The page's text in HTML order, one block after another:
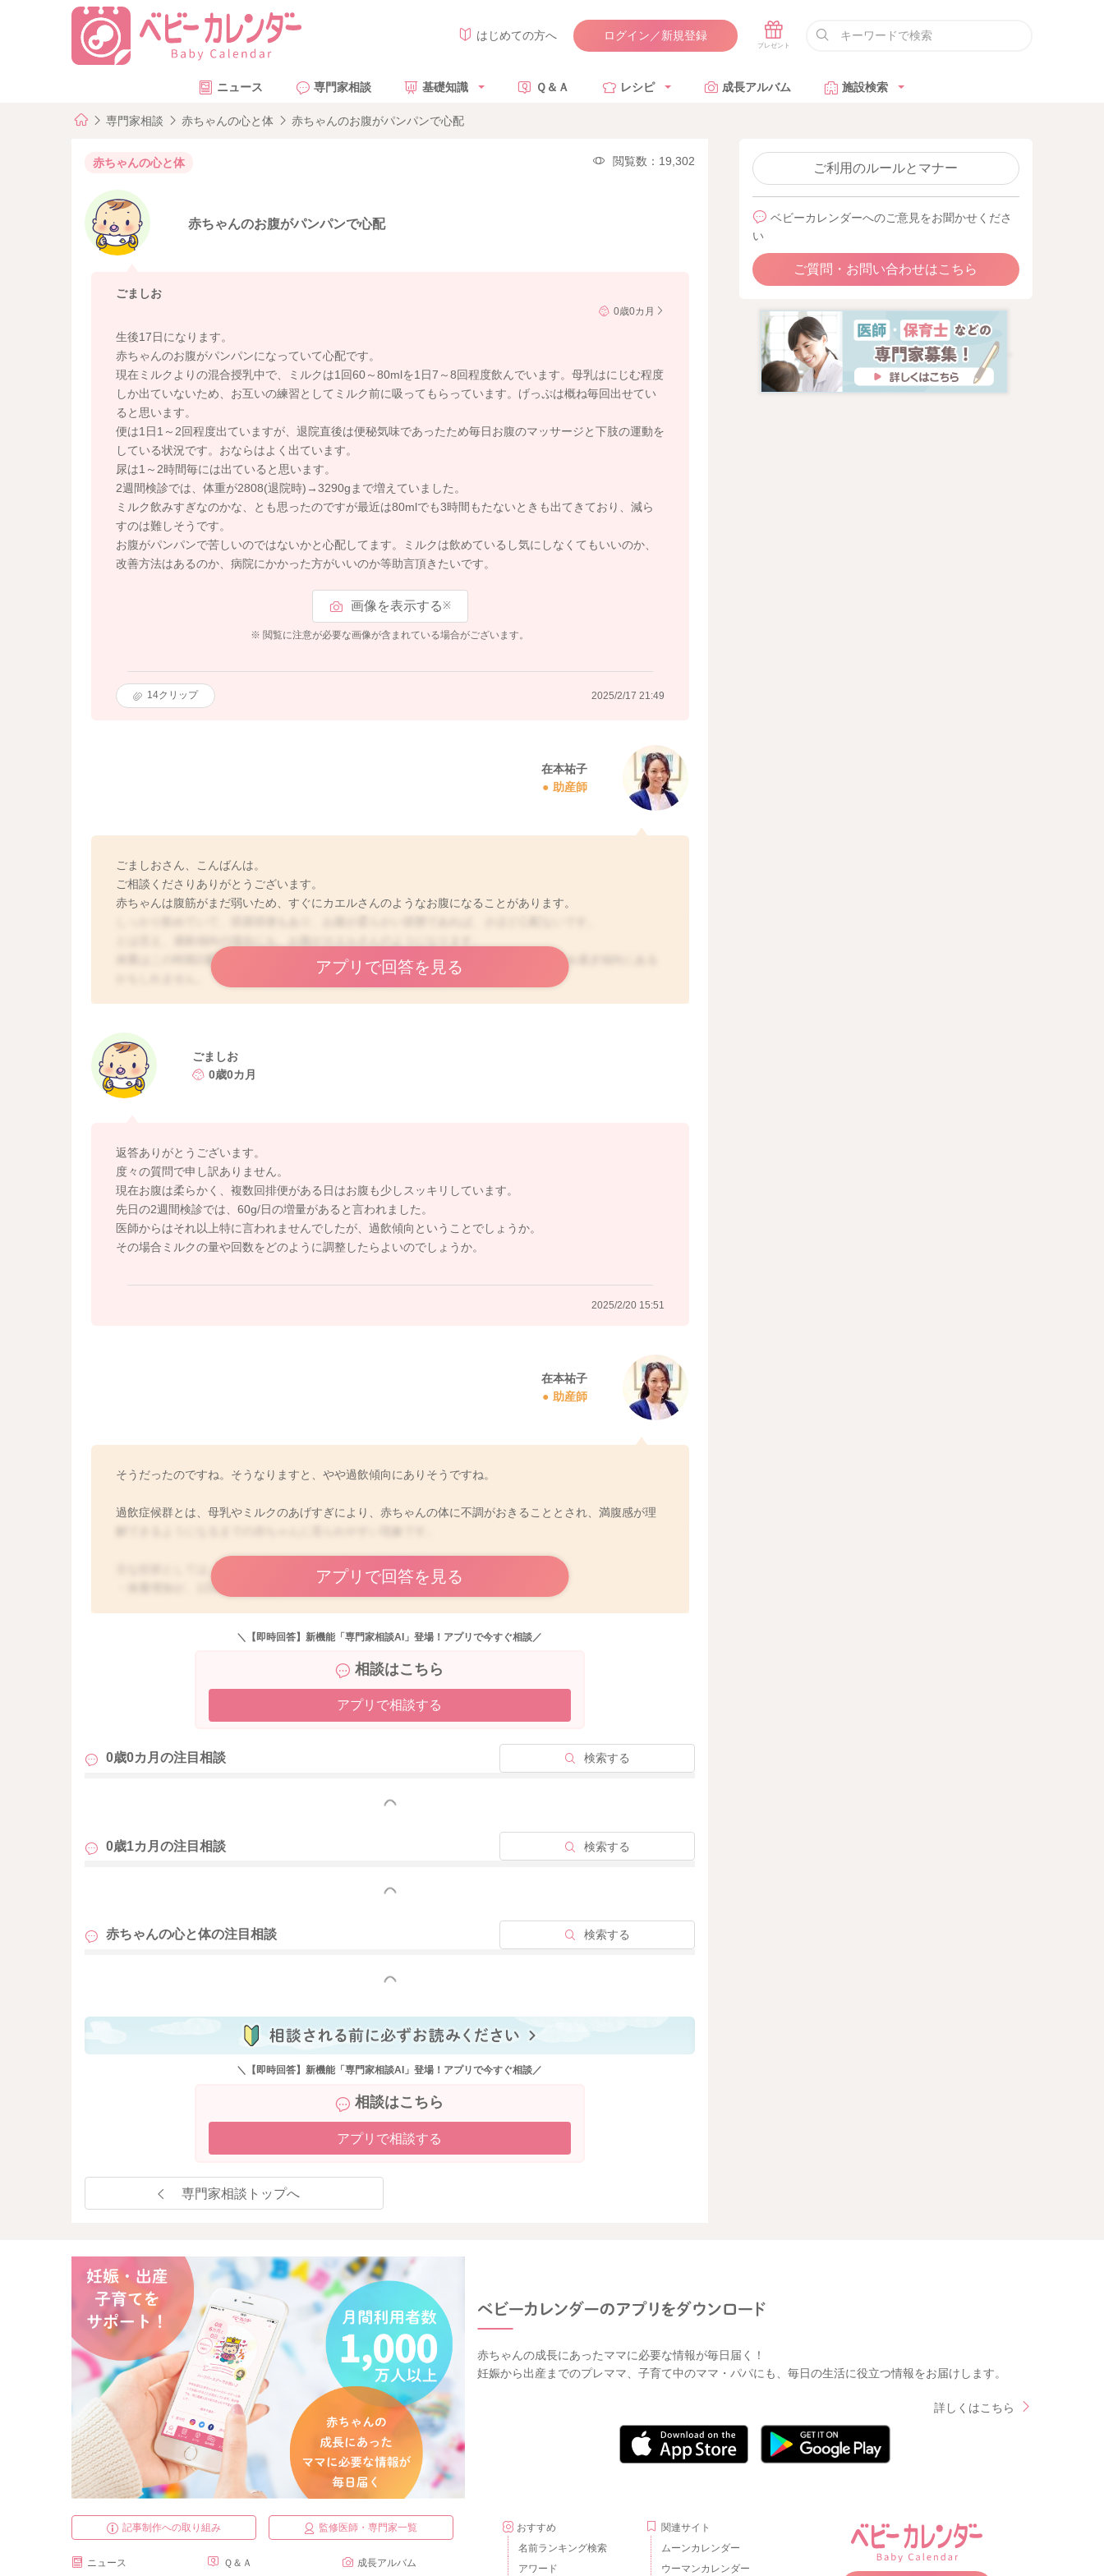
はじめての方へ ログイン／新規登録
ニュース 専門家相談 基礎知識 Ｑ＆Ａ レシピ 成長アルバム 施設検索
専門家相談 赤ちゃんの心と体 赤ちゃんのお腹がパンパンで心配
赤ちゃんの心と体 閲覧数：19,302
赤ちゃんのお腹がパンパンで心配
ごましお
0歳0カ月
生後17日になります。
赤ちゃんのお腹がパンパンになっていて心配です。
現在ミルクよりの混合授乳中で、ミルクは1回60～80mlを1日7～8回程度飲んでいます。母乳はにじむ程度
しか出ていないため、お互いの練習としてミルク前に吸ってもらっています。げっぷは概ね毎回出せてい
ると思います。
便は1日1～2回程度出ていますが、退院直後は便秘気味であったため毎日お腹のマッサージと下肢の運動を
している状況です。おならはよく出ています。
尿は1～2時間毎には出ていると思います。
2週間検診では、体重が2808(退院時)→3290gまで増えていました。
ミルク飲みすぎなのかな、とも思ったのですが最近は80mlでも3時間もたないときも出てきており、減ら
すのは難しそうです。
お腹がパンパンで苦しいのではないかと心配してます。ミルクは飲めているし気にしなくてもいいのか、
改善方法はあるのか、病院にかかった方がいいのか等助言頂きたいです。
画像を表示する※
※ 閲覧に注意が必要な画像が含まれている場合がございます。
14クリップ 2025/2/17 21:49
在本祐子
助産師
ごましおさん、こんばんは。
ご相談くださりありがとうございます。
赤ちゃんは腹筋がまだ弱いため、すぐにカエルさんのようなお腹になることがあります。
体重はこの時期2週間で300g程度増えていれば十分です。800g以上増えているとやや飲み過ぎ傾向にある
アプリで回答を見る
ごましお
0歳0カ月
返答ありがとうございます。
度々の質問で申し訳ありません。
現在お腹は柔らかく、複数回排便がある日はお腹も少しスッキリしています。
先日の2週間検診では、60g/日の増量があると言われました。
医師からはそれ以上特に言われませんでしたが、過飲傾向ということでしょうか。
その場合ミルクの量や回数をどのように調整したらよいのでしょうか。
2025/2/20 15:51
在本祐子
助産師
そうだったのですね。そうなりますと、やや過飲傾向にありそうですね。
過飲症候群とは、母乳やミルクのあげすぎにより、赤ちゃんの体に不調がおきることとされ、満腹感が理
主な症状としては、
・体重増加が、1日50g以上ある
・なかなか寝付けずにグズグズしている
・便秘やジュルジュルした便が頻回排便
ご検討よろしくお願いします。
アプリで回答を見る
2025/2/20 22:37
＼【即時回答】新機能「専門家相談AI」登場！アプリで今すぐ相談／
相談はこちら
アプリで相談する
0歳0カ月の注目相談 検索する
もっと見る
0歳1カ月の注目相談 検索する
もっと見る
赤ちゃんの心と体の注目相談 検索する
もっと見る
＼【即時回答】新機能「専門家相談AI」登場！アプリで今すぐ相談／
相談はこちら
アプリで相談する
専門家相談トップへ
ご利用のルールとマナー
ベビーカレンダーへのご意見をお聞かせくださ
い
ご質問・お問い合わせはこちら
赤ちゃんの成長にあったママに必要な情報が毎日届く！
妊娠から出産までのプレママ、子育て中のママ・パパにも、毎日の生活に役立つ情報をお届けします。
詳しくはこちら
記事制作への取り組み 監修医師・専門家一覧
ニュース Ｑ＆Ａ 成長アルバム
おすすめ
名前ランキング検索
アワード
関連サイト
ムーンカレンダー
ウーマンカレンダー